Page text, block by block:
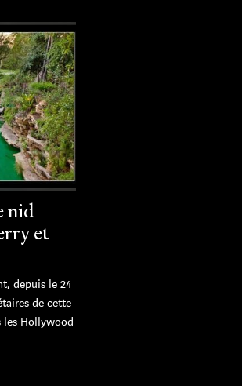
nid
et
depuis le 24
de cette
les Hollywood